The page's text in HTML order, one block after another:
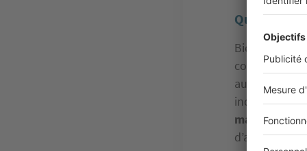
Quels sont
Bien sûr, il y
commercial.
au bail est
indépendant.
matière
d’adhésion